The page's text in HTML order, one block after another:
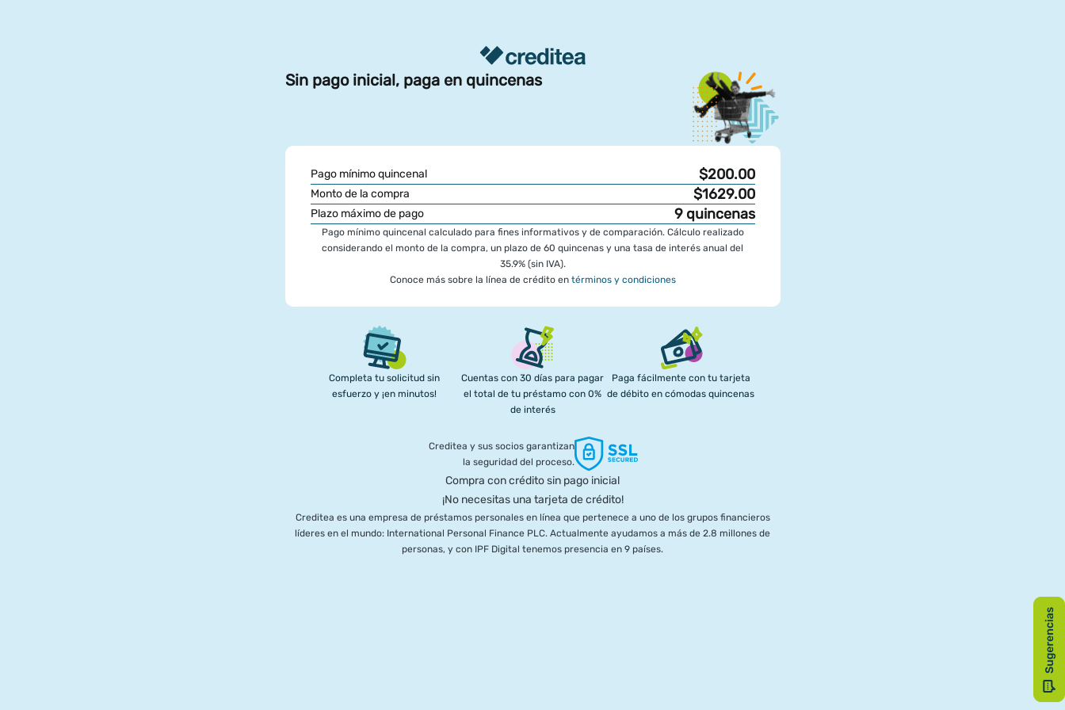
Sin pago inicial, paga en quincenas
Pago mínimo quincenal $200.00
Monto de la compra $1629.00
Plazo máximo de pago 9 quincenas
Pago mínimo quincenal calculado para fines informativos y de comparación. Cálculo realizado
considerando el monto de la compra, un plazo de 60 quincenas y una tasa de interés anual del
35.9% (sin IVA).
Conoce más sobre la línea de crédito en términos y condiciones
Completa tu solicitud sin
esfuerzo y ¡en minutos!
Cuentas con 30 días para pagar
el total de tu préstamo con 0%
de interés
Paga fácilmente con tu tarjeta
de débito en cómodas quincenas
Creditea y sus socios garantizan
la seguridad del proceso.
Compra con crédito sin pago inicial
¡No necesitas una tarjeta de crédito!
Creditea es una empresa de préstamos personales en línea que pertenece a uno de los grupos financieros
líderes en el mundo: International Personal Finance PLC. Actualmente ayudamos a más de 2.8 millones de
personas, y con IPF Digital tenemos presencia en 9 países.